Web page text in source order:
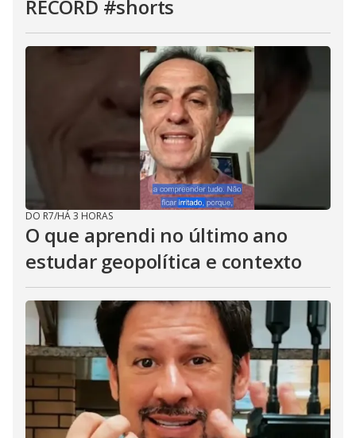
RECORD #shorts
DO R7/HÁ 3 HORAS
O que aprendi no último ano
estudar geopolítica e contexto